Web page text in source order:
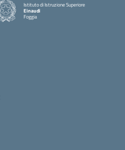
Istituto di Istruzione Superiore
Einaudi
Foggia
— Visita la pagina iniziale della scuola